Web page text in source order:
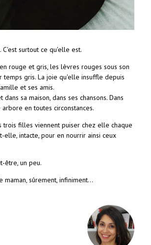
surtout ce qu'elle est.
rouge et gris, les lèvres rouges sous son
temps gris. La joie qu'elle insuffle depuis
et ses amis.
sa maison, dans ses chansons. Dans
en toutes circonstances.
trois filles viennent puiser chez elle chaque
elle, intacte, pour en nourrir ainsi ceux
être, un peu.
maman, sûrement, infiniment...